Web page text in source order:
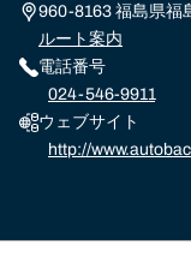
960-8163 福島県福
ルート案内
電話番号
024-546-9911
ウェブサイト
http://